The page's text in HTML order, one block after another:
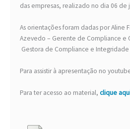
das empresas, realizado no dia 06 de
As orientações foram dadas por Aline
Azevedo – Gerente de Compliance e
Gestora de Compliance e
Para assistir à apresentação no
Para ter acesso ao material, clique